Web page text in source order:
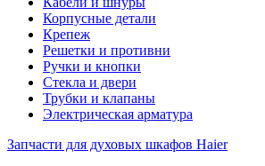
Корпусные детали
Крепеж
Решетки и противни
Ручки и кнопки
Стекла и двери
Трубки и клапаны
Электрическая арматура
Запчасти для духовых шкафов Haier